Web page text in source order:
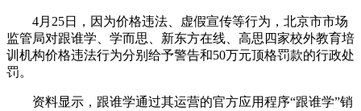
4月25日，因为价格违法、虚假宣传等行为，北京市市场
监管局对跟谁学、学而思、新东方在线、高思四家校外教育培
训机构价格违法行为分别给予警告和50万元顶格罚款的行政处
罚。
资料显示，跟谁学通过其运营的官方应用程序“跟谁学”销